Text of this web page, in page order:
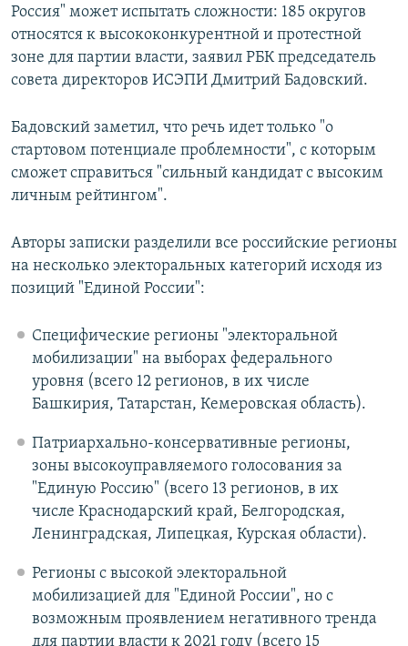
Россия" может испытать сложности: 185 округов
относятся к высококонкурентной и протестной
зоне для партии власти, заявил РБК председатель
совета директоров ИСЭПИ Дмитрий Бадовский.
Бадовский заметил, что речь идет только "о
стартовом потенциале проблемности", с которым
сможет справиться "сильный кандидат с высоким
личным рейтингом".
Авторы записки разделили все российские регионы
на несколько электоральных категорий исходя из
позиций "Единой России":
Специфические регионы "электоральной
мобилизации" на выборах федерального
уровня (всего 12 регионов, в их числе
Башкирия, Татарстан, Кемеровская область).
Патриархально-консервативные регионы,
зоны высокоуправляемого голосования за
"Единую Россию" (всего 13 регионов, в их
числе Краснодарский край, Белгородская,
Ленинградская, Липецкая, Курская области).
Регионы с высокой электоральной
мобилизацией для "Единой России", но с
возможным проявлением негативного тренда
для партии власти к 2021 году (всего 15